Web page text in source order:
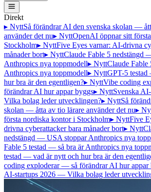
Direkt
▸ NyttSå förändrar AI den svenska skolan —
använder det nu▸ NyttOpenAI öppnar sitt
Stockholm▸ NyttFive Eyes varnar: AI-drivna
månader bort▸ NyttClaude Fable 5 nedstängd
Anthropics nya toppmodell▸ NyttClaude Fable
Anthropics nya toppmodell▸ NyttGPT-5
hur bra är den egentligen?▸ NyttVibe coding
förändrar AI hur appar byggs▸ NyttSvenska
Vilka bolag leder utvecklingen?▸ NyttSå
skolan — åtta av tio lärare använder det nu▸
första nordiska kontor i Stockholm▸ NyttFive
drivna cyberattacker bara månader bort▸ Nytt
nedstängd — USA stoppar Anthropics nya
Fable 5 testad — så bra är Anthropics nya
testad — vad är nytt och hur bra är den
coding exploderar — så förändrar AI hur appar
AI-startups 2026 — Vilka bolag leder